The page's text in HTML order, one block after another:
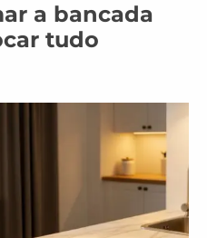
a bancada
tudo